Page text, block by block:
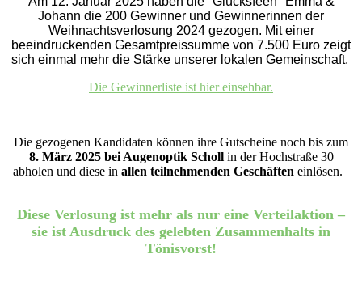
Johann die 200 Gewinner und Gewinnerinnen der
Weihnachtsverlosung 2024 gezogen. Mit einer
beeindruckenden Gesamtpreissumme von 7.500 Euro zeigt
sich einmal mehr die Stärke unserer lokalen Gemeinschaft.
Die Gewinnerliste ist hier einsehbar.
Die gezogenen Kandidaten können ihre Gutscheine noch bis zum
8. März 2025 bei Augenoptik Schollin der Hochstraße 30
abholen und diese in allen teilnehmenden Geschäften einlösen.
Diese Verlosung ist mehr als nur eine Verteilaktion –
sie ist Ausdruck des gelebten Zusammenhalts in
Tönisvorst!